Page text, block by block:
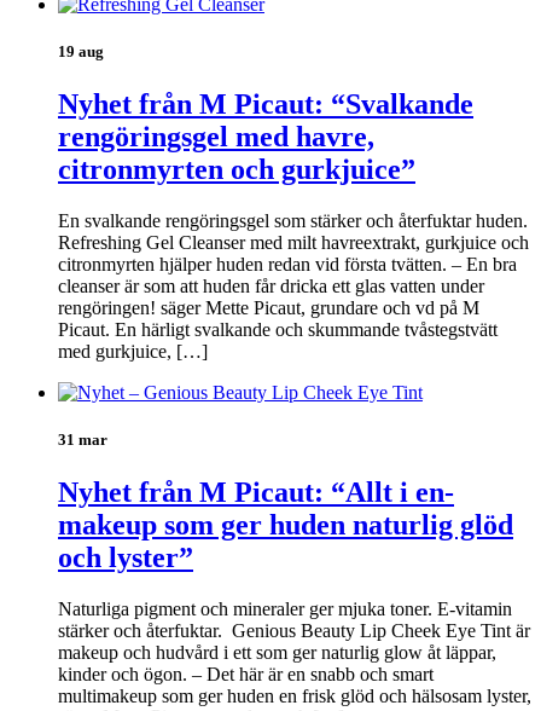
19 aug
Nyhet från M Picaut: “Svalkande
rengöringsgel med havre,
citronmyrten och gurkjuice”
En svalkande rengöringsgel som stärker och återfuktar huden.
Refreshing Gel Cleanser med milt havreextrakt, gurkjuice och
citronmyrten hjälper huden redan vid första tvätten. – En bra
cleanser är som att huden får dricka ett glas vatten under
rengöringen! säger Mette Picaut, grundare och vd på M
Picaut. En härligt svalkande och skummande tvåstegstvätt
med gurkjuice, […]
31 mar
Nyhet från M Picaut: “Allt i en-
makeup som ger huden naturlig glöd
och lyster”
Naturliga pigment och mineraler ger mjuka toner. E-vitamin
stärker och återfuktar. Genious Beauty Lip Cheek Eye Tint är
makeup och hudvård i ett som ger naturlig glow åt läppar,
kinder och ögon. – Det här är en snabb och smart
multimakeup som ger huden en frisk glöd och hälsosam lyster,